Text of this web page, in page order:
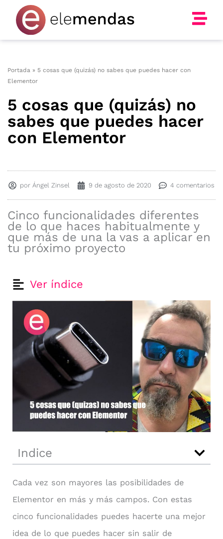
contenido
Portada » 5 cosas que (quizás) no sabes que puedes hacer con
Elementor
5 cosas que (quizás) no
sabes que puedes hacer
con Elementor
por Ángel Zinsel 9 de agosto de 2020 4 comentarios
Cinco funcionalidades diferentes
de lo que haces habitualmente y
que más de una la vas a aplicar en
tu próximo proyecto
Ver índice
Indice
Cada vez son mayores las posibilidades de
Elementor en más y más campos. Con estas
cinco funcionalidades puedes hacerte una mejor
idea de lo que puedes hacer sin salir de